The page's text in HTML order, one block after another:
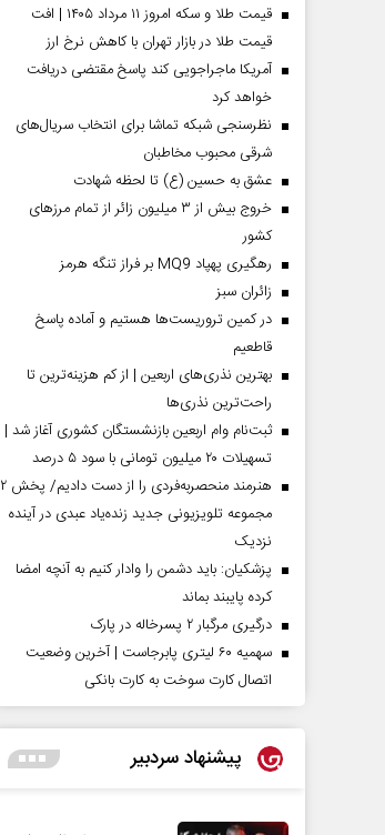
قیمت طلا و سکه امروز ۱۱ مرداد ۱۴۰۵ | افت
قیمت طلا در بازار تهران با کاهش نرخ ارز
آمریکا ماجراجویی کند پاسخ مقتضی دریافت
خواهد کرد
نظرسنجی شبکه تماشا برای انتخاب سریال‌های
شرقی محبوب مخاطبان
عشق به حسین (ع) تا لحظه شهادت
خروج بیش از ۳ میلیون زائر از تمام مرز‌های
کشور
رهگیری پهپاد MQ9 بر فراز تنگه هرمز
‌زائران سبز
در کمین تروریست‌ها هستیم و آماده پاسخ
قاطعیم
بهترین نذری‌های اربعین | از کم هزینه‌ترین تا
راحت‌ترین نذری‌ها
ثبت‌نام وام اربعین بازنشستگان کشوری آغاز شد |
تسهیلات ۲۰ میلیون تومانی با سود ۵ درصد
هنرمند منحصر‌به‌فردی را از دست دادیم/ پخش ۲
مجموعه تلویزیونی جدید زنده‌یاد عبدی در آینده
نزدیک
پزشکیان: باید دشمن را وادار کنیم به آنچه امضا
کرده پایبند بماند
درگیری مرگبار ۲ پسرخاله در پارک
سهمیه ۶۰ لیتری پابرجاست | آخرین وضعیت
اتصال کارت سوخت به کارت بانکی
پیشنهاد سردبیر